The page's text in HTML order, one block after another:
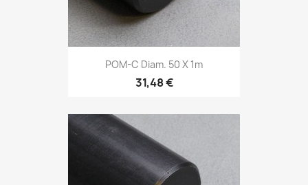
POM-C Diam. 50 X 1m
31,48 €